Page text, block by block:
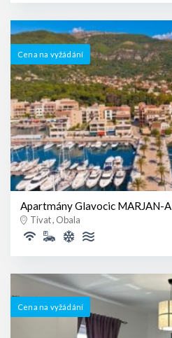
Cena na vyžádání
Apartmány Glavocic MARJAN-A
Tivat , Obala
Cena na vyžádání